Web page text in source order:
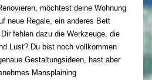
möchtest deine Wohnung
neue Regale, ein anderes Bett
fehlen dazu die Werkzeuge, die
Lust? Du bist noch vollkommen
Gestaltungsideen, hast aber
Mansplaining